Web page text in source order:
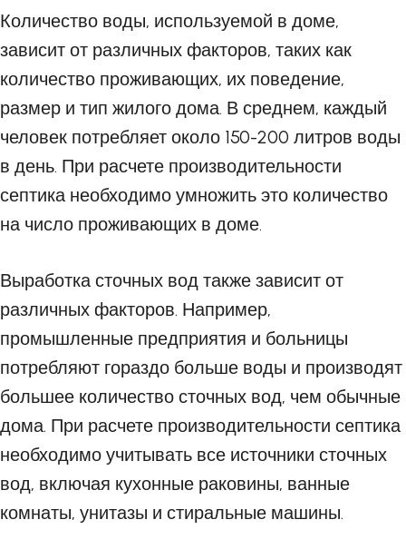
Количество воды, используемой в доме,
зависит от различных факторов, таких как
количество проживающих, их поведение,
размер и тип жилого дома. В среднем, каждый
человек потребляет около 150-200 литров воды
в день. При расчете производительности
септика необходимо умножить это количество
на число проживающих в доме.
Выработка сточных вод также зависит от
различных факторов. Например,
промышленные предприятия и больницы
потребляют гораздо больше воды и производят
большее количество сточных вод, чем обычные
дома. При расчете производительности септика
необходимо учитывать все источники сточных
вод, включая кухонные раковины, ванные
комнаты, унитазы и стиральные машины.